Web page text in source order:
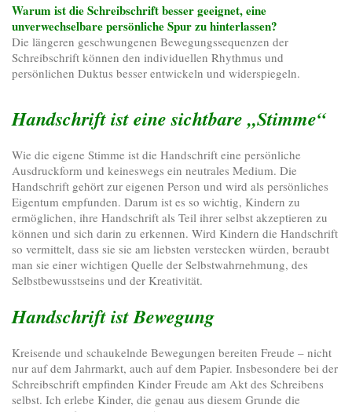
Warum ist die Schreibschrift besser geeignet, eine
unverwechselbare persönliche Spur zu hinterlassen?
Die längeren geschwungenen Bewegungssequenzen der
Schreibschrift können den individuellen Rhythmus und
persönlichen Duktus besser entwickeln und widerspiegeln.
Handschrift ist eine sichtbare „Stimme“
Wie die eigene Stimme ist die Handschrift eine persönliche
Ausdruckform und keineswegs ein neutrales Medium. Die
Handschrift gehört zur eigenen Person und wird als persönliches
Eigentum empfunden. Darum ist es so wichtig, Kindern zu
ermöglichen, ihre Handschrift als Teil ihrer selbst akzeptieren zu
können und sich darin zu erkennen. Wird Kindern die Handschrift
so vermittelt, dass sie sie am liebsten verstecken würden, beraubt
man sie einer wichtigen Quelle der Selbstwahrnehmung, des
Selbstbewusstseins und der Kreativität.
Handschrift ist Bewegung
Kreisende und schaukelnde Bewegungen bereiten Freude – nicht
nur auf dem Jahrmarkt, auch auf dem Papier. Insbesondere bei der
Schreibschrift empfinden Kinder Freude am Akt des Schreibens
selbst. Ich erlebe Kinder, die genau aus diesem Grunde die